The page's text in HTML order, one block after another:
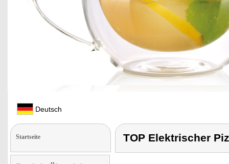
Deutsch
Startseite TOP Elektrischer